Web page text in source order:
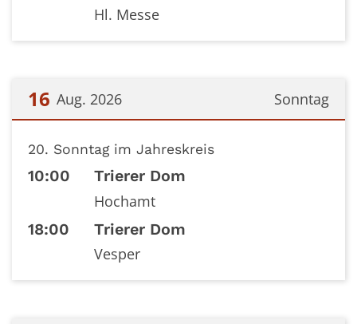
Hl. Messe
Sonntag
16 Aug. 2026
20. Sonntag im Jahreskreis
10:00 Trierer Dom
Hochamt
18:00 Trierer Dom
Vesper